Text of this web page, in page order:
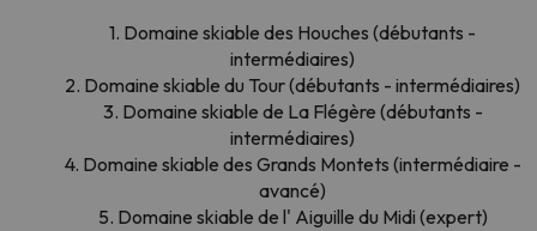
1. Domaine skiable des Houches (débutants -
intermédiaires)
2. Domaine skiable du Tour (débutants - intermédiaires)
3. Domaine skiable de La Flégère (débutants -
intermédiaires)
4. Domaine skiable des Grands Montets (intermédiaire -
avancé)
5. Domaine skiable de l' Aiguille du Midi (expert)